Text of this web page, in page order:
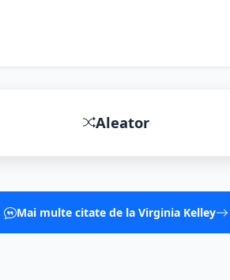
Aleator
Mai multe citate de la Virginia Kelley